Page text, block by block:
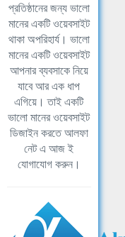
প্রতিষ্ঠানের জন্য ভালো
মানের একটি ওয়েবসাইট
থাকা অপরিহার্য। ভালো
মানের একটি ওয়েবসাইট
আপনার ব্যবসাকে নিয়ে
যাবে আর এক ধাপ
এগিয়ে। তাই একটি
ভালো মানের ওয়েবসাইট
ডিজাইন করতে আলফা
নেট এ আজ ই
যোগাযোগ করুন।